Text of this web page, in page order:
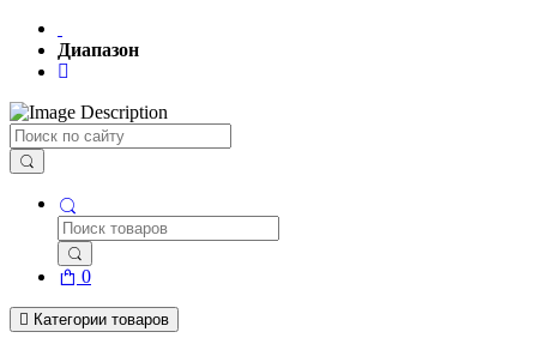
Диапазон
Поиск
0
Категории товаров